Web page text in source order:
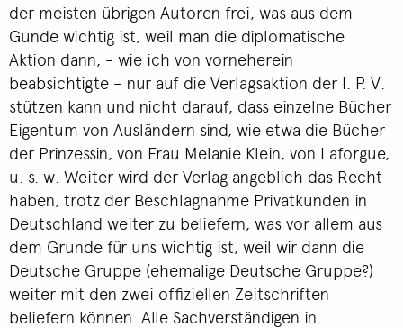
der meisten übrigen Autoren frei, was aus dem
Gunde wichtig ist, weil man die diplomatische
Aktion dann, - wie ich von vorneherein
beabsichtigte – nur auf die Verlagsaktion der I. P. V.
stützen kann und nicht darauf, dass einzelne Bücher
Eigentum von Ausländern sind, wie etwa die Bücher
der Prinzessin, von Frau Melanie Klein, von Laforgue,
u. s. w. Weiter wird der Verlag angeblich das Recht
haben, trotz der Beschlagnahme Privatkunden in
Deutschland weiter zu beliefern, was vor allem aus
dem Grunde für uns wichtig ist, weil wir dann die
Deutsche Gruppe (ehemalige Deutsche Gruppe?)
weiter mit den zwei offiziellen Zeitschriften
beliefern können. Alle Sachverständigen in